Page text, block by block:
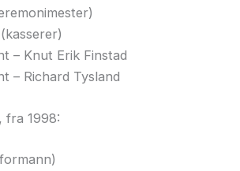
– Knut Erik Finstad
– Richard Tysland
fra 1998: